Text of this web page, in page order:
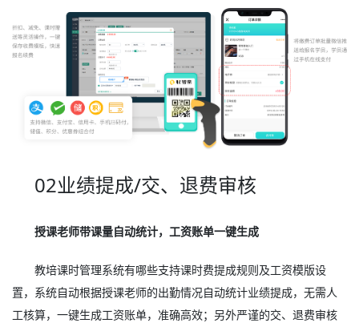
02业绩提成/交、退费审核
授课老师带课量自动统计，工资账单一键生成
教培课时管理系统有哪些支持课时费提成规则及工资模版设
置，系统自动根据授课老师的出勤情况自动统计业绩提成，无需人
工核算，一键生成工资账单，准确高效；另外严谨的交、退费审核